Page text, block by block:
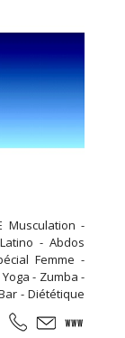
Musculation -
- Abdos
Femme -
- Zumba -
- Diététique
séance est
est offert